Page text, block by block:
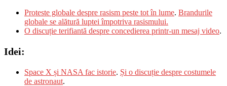
Proteste globale despre rasism peste tot în lume. Brandurile
globale se alătură luptei împotriva rasismului.
O discuție terifiantă despre concedierea printr-un mesaj video.
Idei:
Space X și NASA fac istorie. Și o discuție despre costumele
de astronaut.